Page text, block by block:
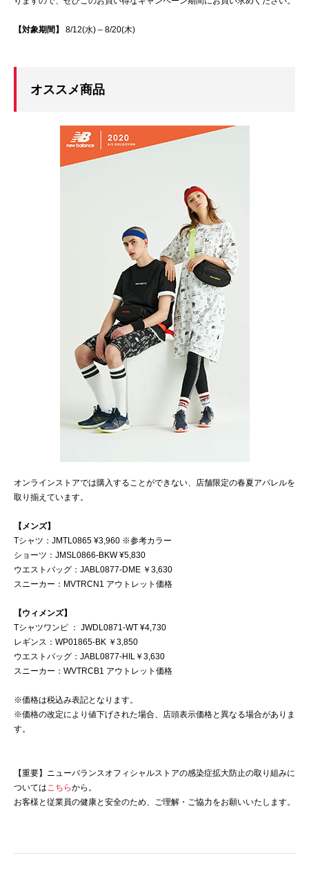
【対象期間】 8/12(水) – 8/20(木)
オススメ商品
オンラインストアでは購入することができない、店舗限定の春夏アパレルを
取り揃えています。
【メンズ】
Tシャツ：JMTL0865 ¥3,960 ※参考カラー
ショーツ：JMSL0866-BKW ¥5,830
ウエストバッグ：JABL0877-DME ￥3,630
スニーカー：MVTRCN1 アウトレット価格
【ウィメンズ】
Tシャツワンピ ： JWDL0871-WT ¥4,730
レギンス：WP01865-BK ￥3,850
ウエストバッグ：JABL0877-HIL￥3,630
スニーカー：WVTRCB1 アウトレット価格
※価格は税込み表記となります。
※価格の改定により値下げされた場合、店頭表示価格と異なる場合がありま
す。
【重要】ニューバランスオフィシャルストアの感染症拡大防止の取り組みに
ついてはこちらから。
お客様と従業員の健康と安全のため、ご理解・ご協力をお願いいたします。